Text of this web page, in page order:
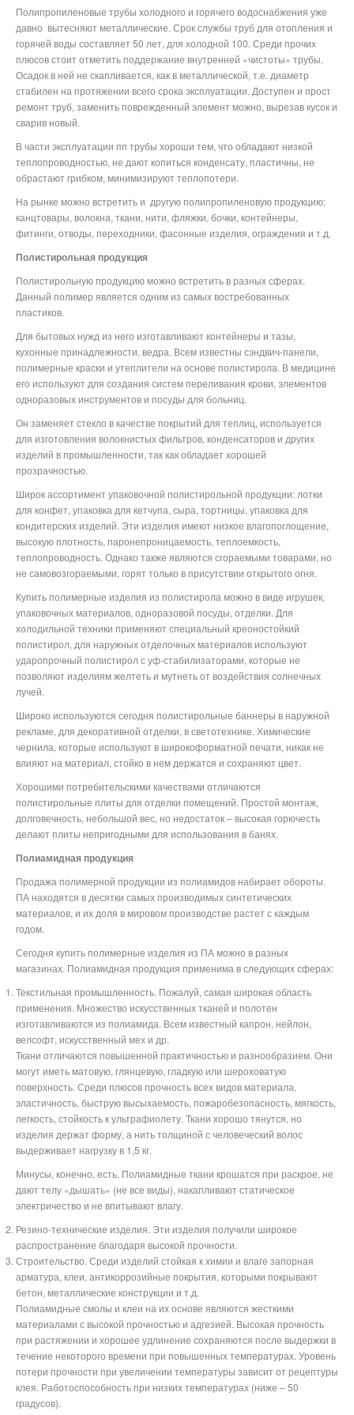
Полипропиленовые трубы холодного и горячего водоснабжения уже
давно вытесняют металлические. Срок службы труб для отопления и
горячей воды составляет 50 лет, для холодной 100. Среди прочих
плюсов стоит отметить поддержание внутренней «чистоты» трубы.
Осадок в ней не скапливается, как в металлической, т.е. диаметр
стабилен на протяжении всего срока эксплуатации. Доступен и прост
ремонт труб, заменить поврежденный элемент можно, вырезав кусок и
сварив новый.
В части эксплуатации пп трубы хороши тем, что обладают низкой
теплопроводностью, не дают копиться конденсату, пластичны, не
обрастают грибком, минимизируют теплопотери.
На рынке можно встретить и другую полипропиленовую продукцию:
канцтовары, волокна, ткани, нити, фляжки, бочки, контейнеры,
фитинги, отводы, переходники, фасонные изделия, ограждения и т.д.
Полистирольная продукция
Полистирольную продукцию можно встретить в разных сферах.
Данный полимер является одним из самых востребованных
пластиков.
Для бытовых нужд из него изготавливают контейнеры и тазы,
кухонные принадлежности, ведра. Всем известны сэндвич-панели,
полимерные краски и утеплители на основе полистирола. В медицине
его используют для создания систем переливания крови, элементов
одноразовых инструментов и посуды для больниц.
Он заменяет стекло в качестве покрытий для теплиц, используется
для изготовления волокнистых фильтров, конденсаторов и других
изделий в промышленности, так как обладает хорошей
прозрачностью.
Широк ассортимент упаковочной полистирольной продукции: лотки
для конфет, упаковка для кетчупа, сыра, тортницы, упаковка для
кондитерских изделий. Эти изделия имеют низкое влагопоглощение,
высокую плотность, паронепроницаемость, теплоемкость,
теплопроводность. Однако также являются сгораемыми товарами, но
не самовозгораемыми, горят только в присутствии открытого огня.
Купить полимерные изделия из полистирола можно в виде игрушек,
упаковочных материалов, одноразовой посуды, отделки. Для
холодильной техники применяют специальный креоностойкий
полистирол, для наружных отделочных материалов используют
ударопрочный полистирол с уф-стабилизаторами, которые не
позволяют изделиям желтеть и мутнеть от воздействия солнечных
лучей.
Широко используются сегодня полистирольные баннеры в наружной
рекламе, для декоративной отделки, в светотехнике. Химические
чернила, которые используют в широкоформатной печати, никак не
влияют на материал, стойко в нем держатся и сохраняют цвет.
Хорошими потребительскими качествами отличаются
полистирольные плиты для отделки помещений. Простой монтаж,
долговечность, небольшой вес, но недостаток – высокая горючесть
делают плиты непригодными для использования в банях.
Полиамидная продукция
Продажа полимерной продукции из полиамидов набирает обороты.
ПА находятся в десятки самых производимых синтетических
материалов, и их доля в мировом производстве растет с каждым
годом.
Сегодня купить полимерные изделия из ПА можно в разных
магазинах. Полиамидная продукция применима в следующих сферах:
Текстильная промышленность. Пожалуй, самая широкая область
применения. Множество искусственных тканей и полотен
изготавливаются из полиамида. Всем известный капрон, нейлон,
велсофт, искусственный мех и др.
Ткани отличаются повышенной практичностью и разнообразием. Они
могут иметь матовую, глянцевую, гладкую или шероховатую
поверхность. Среди плюсов прочность всех видов материала,
эластичность, быструю высыхаемость, пожаробезопасность, мягкость,
легкость, стойкость к ультрафиолету. Ткани хорошо тянутся, но
изделия держат форму, а нить толщиной с человеческий волос
выдерживает нагрузку в 1,5 кг.
Минусы, конечно, есть. Полиамидные ткани крошатся при раскрое, не
дают телу «дышать» (не все виды), накапливают статическое
электричество и не впитывают влагу.
Резино-технические изделия. Эти изделия получили широкое
распространение благодаря высокой прочности.
Строительство. Среди изделий стойкая к химии и влаге запорная
арматура, клеи, антикоррозийные покрытия, которыми покрывают
бетон, металлические конструкции и т.д.
Полиамидные смолы и клеи на их основе являются жесткими
материалами с высокой прочностью и адгезией. Высокая прочность
при растяжении и хорошее удлинение сохраняются после выдержки в
течение некоторого времени при повышенных температурах. Уровень
потери прочности при увеличении температуры зависит от рецептуры
клея. Работоспособность при низких температурах (ниже – 50
градусов).